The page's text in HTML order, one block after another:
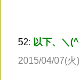
52: 以下、＼
2015/04/07(